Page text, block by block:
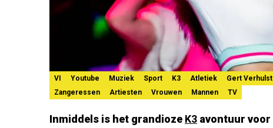
VI Youtube Muziek Sport K3 Atletiek Gert Verhulst
Zangeressen
Artiesten Vrouwen Mannen TV
Inmiddels is het grandioze K3 avontuur voor